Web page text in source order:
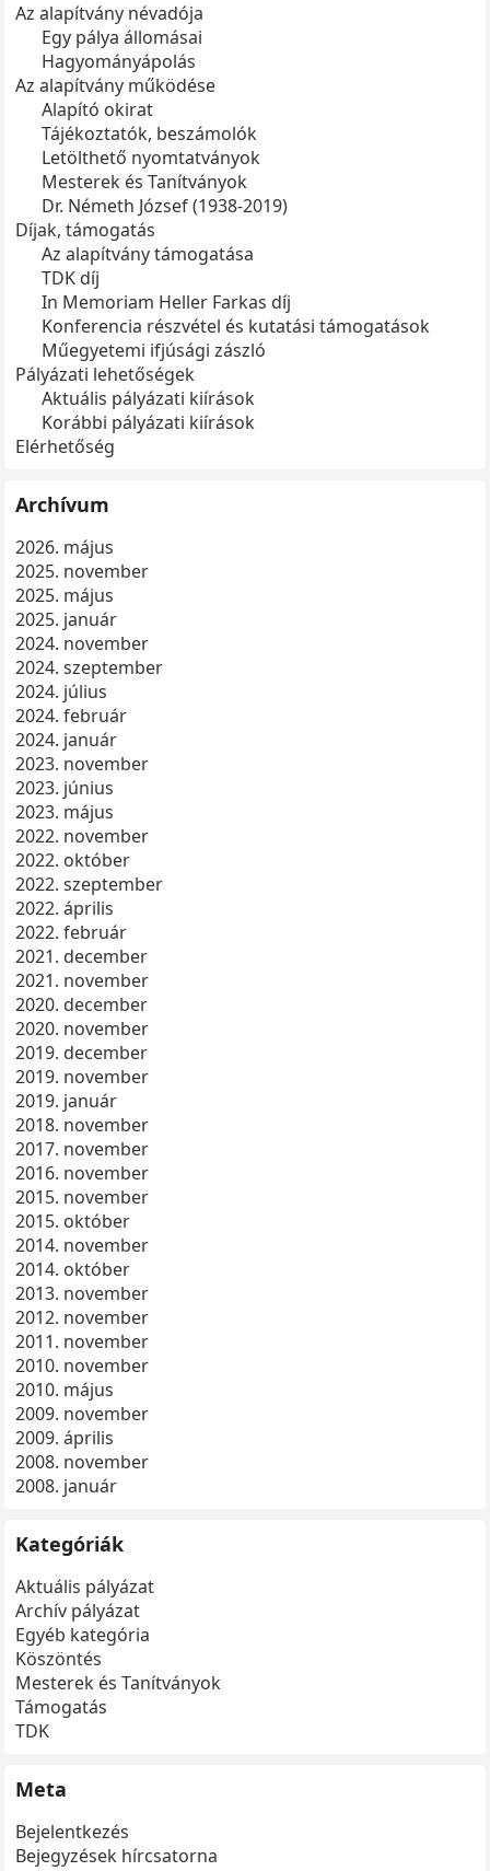
Az alapítvány névadója
Egy pálya állomásai
Hagyományápolás
Az alapítvány működése
Alapító okirat
Tájékoztatók, beszámolók
Letölthető nyomtatványok
Mesterek és Tanítványok
Dr. Németh József (1938-2019)
Díjak, támogatás
Az alapítvány támogatása
TDK díj
In Memoriam Heller Farkas díj
Konferencia részvétel és kutatási támogatások
Műegyetemi ifjúsági zászló
Pályázati lehetőségek
Aktuális pályázati kiírások
Korábbi pályázati kiírások
Elérhetőség
Archívum
2026. május
2025. november
2025. május
2025. január
2024. november
2024. szeptember
2024. július
2024. február
2024. január
2023. november
2023. június
2023. május
2022. november
2022. október
2022. szeptember
2022. április
2022. február
2021. december
2021. november
2020. december
2020. november
2019. december
2019. november
2019. január
2018. november
2017. november
2016. november
2015. november
2015. október
2014. november
2014. október
2013. november
2012. november
2011. november
2010. november
2010. május
2009. november
2009. április
2008. november
2008. január
Kategóriák
Aktuális pályázat
Archív pályázat
Egyéb kategória
Köszöntés
Mesterek és Tanítványok
Támogatás
TDK
Meta
Bejelentkezés
Bejegyzések hírcsatorna